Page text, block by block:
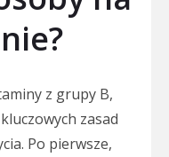
z grupy B,
zasad
Po pierwsze,